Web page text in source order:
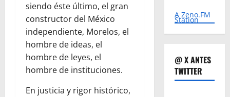
siendo éste último, el gran
constructor del México
independiente, Morelos, el
hombre de ideas, el
hombre de leyes, el
hombre de instituciones.
En justicia y rigor histórico,
A Zeno.FM
Station
@ X ANTES
TWITTER